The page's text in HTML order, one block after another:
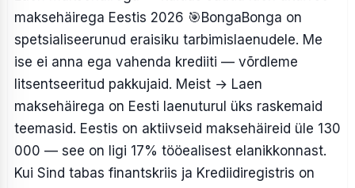
maksehäirega Eestis 2026 🎯BongaBonga on
spetsialiseerunud eraisiku tarbimislaenudele. Me
ise ei anna ega vahenda krediiti — võrdleme
litsentseeritud pakkujaid. Meist → Laen
maksehäirega on Eesti laenuturul üks raskemaid
teemasid. Eestis on aktiivseid maksehäireid üle 130
000 — see on ligi 17% tööealisest elanikkonnast.
Kui Sind tabas finantskriis ja Krediidiregistris on